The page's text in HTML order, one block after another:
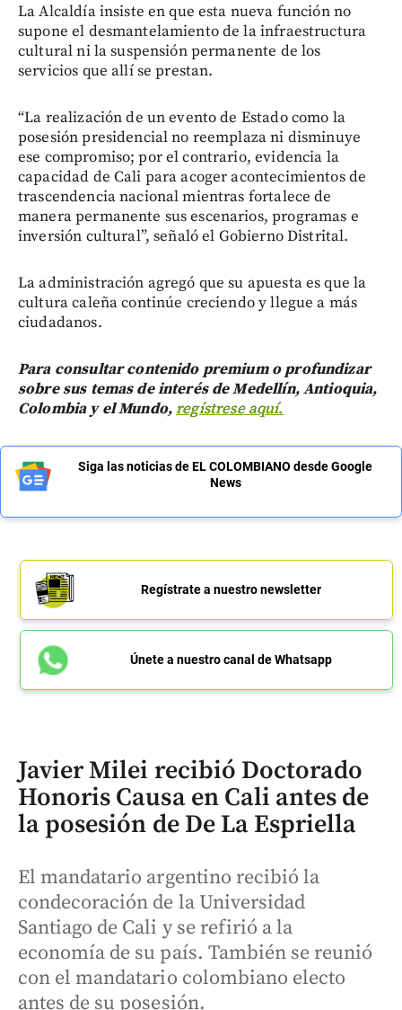
La Alcaldía insiste en que esta nueva función no
supone el desmantelamiento de la infraestructura
cultural ni la suspensión permanente de los
servicios que allí se prestan.
“La realización de un evento de Estado como la
posesión presidencial no reemplaza ni disminuye
ese compromiso; por el contrario, evidencia la
capacidad de Cali para acoger acontecimientos de
trascendencia nacional mientras fortalece de
manera permanente sus escenarios, programas e
inversión cultural”, señaló el Gobierno Distrital.
La administración agregó que su apuesta es que la
cultura caleña continúe creciendo y llegue a más
ciudadanos.
Para consultar contenido premium o profundizar
sobre sus temas de interés de Medellín, Antioquia,
Colombia y el Mundo,regístrese aquí.
Siga las noticias de EL COLOMBIANO desde Google
News
Regístrate a nuestro newsletter
Únete a nuestro canal de Whatsapp
Javier Milei recibió Doctorado
Honoris Causa en Cali antes de
la posesión de De La Espriella
El mandatario argentino recibió la
condecoración de la Universidad
Santiago de Cali y se refirió a la
economía de su país. También se reunió
con el mandatario colombiano electo
antes de su posesión.